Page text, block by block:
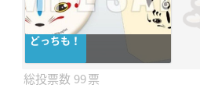
どっちも！
99